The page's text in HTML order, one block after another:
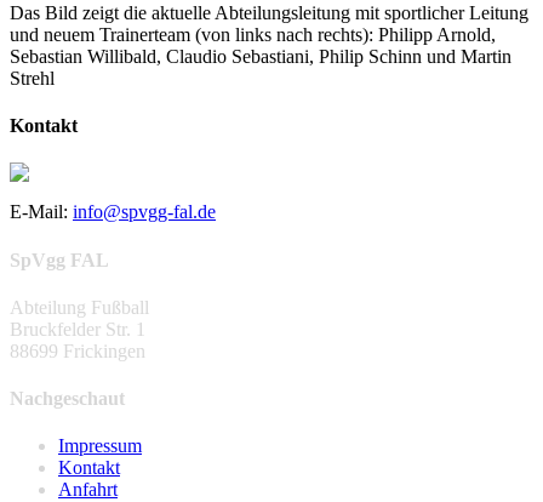
Das Bild zeigt die aktuelle Abteilungsleitung mit sportlicher Leitung
und neuem Trainerteam (von links nach rechts): Philipp Arnold,
Sebastian Willibald, Claudio Sebastiani, Philip Schinn und Martin
Strehl
Kontakt
E-Mail: info@spvgg-fal.de
SpVgg FAL
Abteilung Fußball
Bruckfelder Str. 1
88699 Frickingen
Nachgeschaut
Impressum
Kontakt
Anfahrt